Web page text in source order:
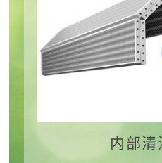
内部